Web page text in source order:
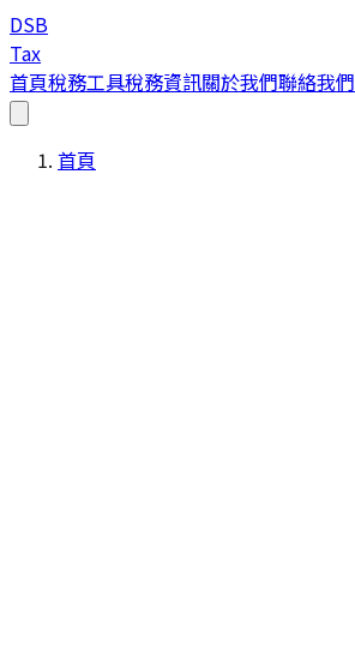
DSB
Tax
首頁稅務工具稅務資訊關於我們聯絡我們
首頁